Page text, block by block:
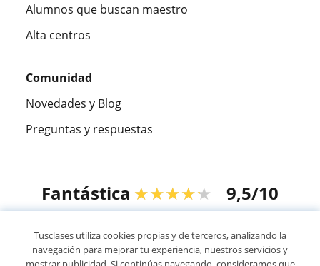
Alumnos que buscan maestro
Alta centros
Comunidad
Novedades y Blog
Preguntas y respuestas
Fantástica ★★★★★ 9,5/10
Tusclases utiliza cookies propias y de terceros, analizando la
navegación para mejorar tu experiencia, nuestros servicios y